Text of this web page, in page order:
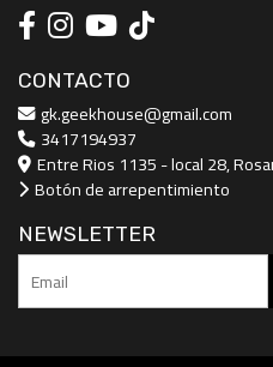
CONTACTO
gk.geekhouse@gmail.com
3417194937
Entre Rios 1135 - local 28,
Botón de arrepentimiento
NEWSLETTER